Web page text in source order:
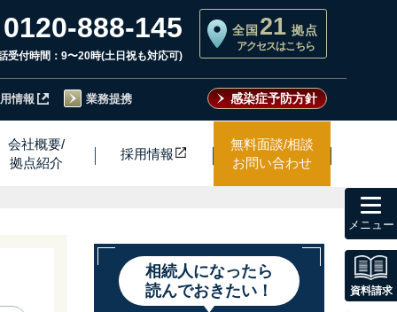
0120-888-145
受付時間：9〜20時(土日祝も対応可)
全国 21 拠点
アクセスはこちら
情報 業務提携 感染症予防方針
会社概要/
拠点紹介
採用情報
無料面談/相談
お問い合わせ
相続人になったら
読んでおきたい！
資料請求